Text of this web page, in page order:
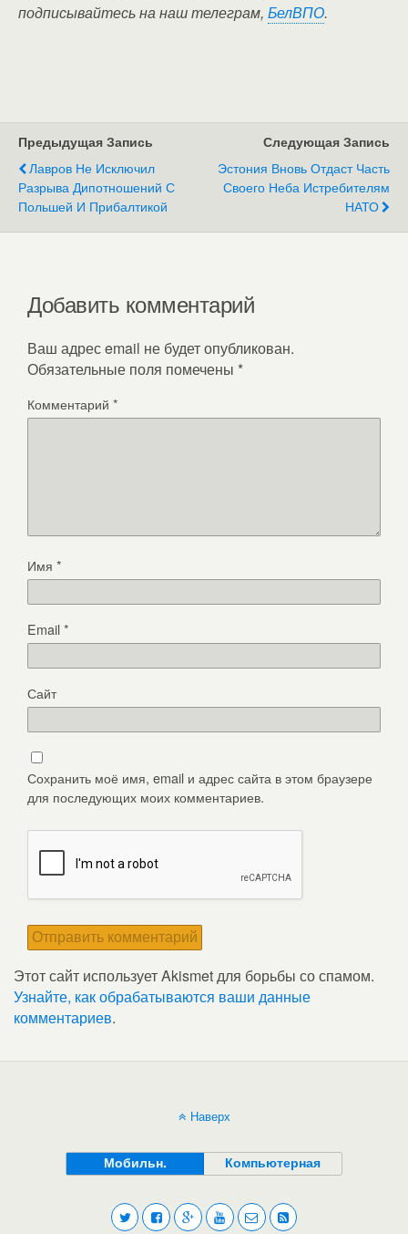
подписывайтесь на наш телеграм, БелВПО.
Предыдущая Запись
Лавров Не Исключил
Разрыва Дипотношений С
Польшей И Прибалтикой
Следующая Запись
Эстония Вновь Отдаст Часть
Своего Неба Истребителям
НАТО
Добавить комментарий
Ваш адрес email не будет опубликован.
Обязательные поля помечены *
Комментарий *
Имя *
Email*
Сайт
Сохранить моё имя, email и адрес сайта в этом браузере
для последующих моих комментариев.
Этот сайт использует Akismet для борьбы со спамом.
Узнайте, как обрабатываются ваши данные
комментариев.
Наверх
Мобильн. Компьютерная